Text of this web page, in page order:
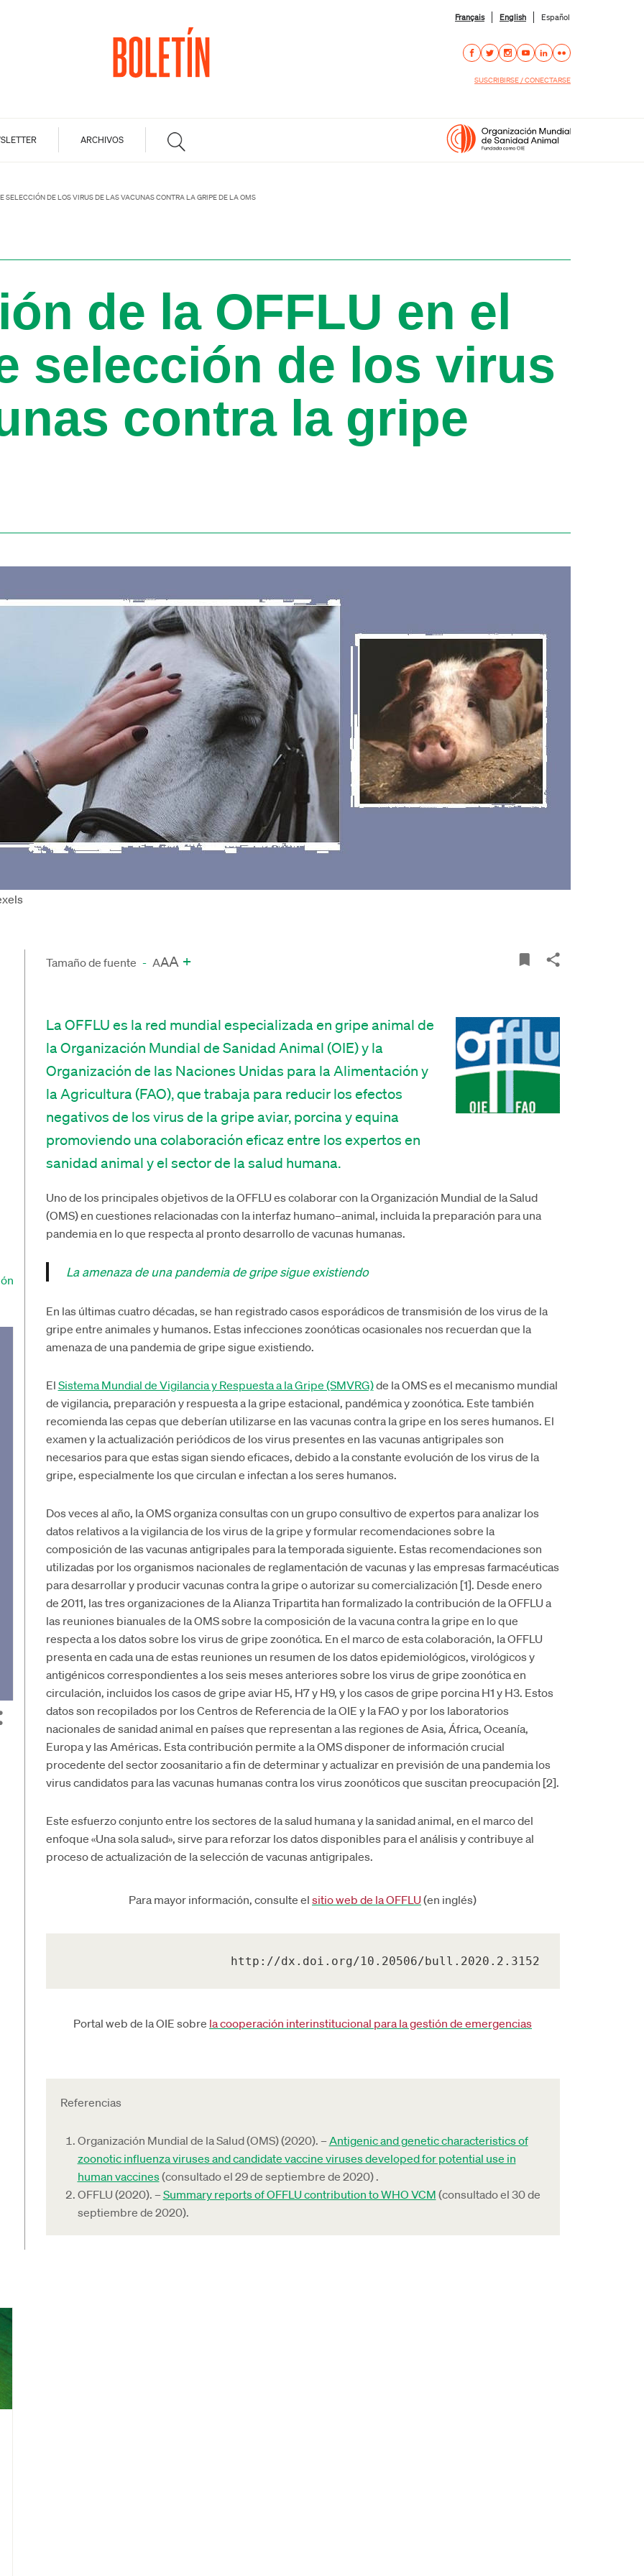
Français English Español
SUSCRIBIRSE / CONECTARSE
ARCHIVOS
SELECCIÓN DE LOS VIRUS DE LAS VACUNAS CONTRA LA GRIPE DE LA OMS
de la OFFLU en el
selección de los virus
contra la gripe
Tamaño de fuente - AAA +
La OFFLU es la red mundial especializada en gripe animal de
la Organización Mundial de Sanidad Animal (OIE) y la
Organización de las Naciones Unidas para la Alimentación y
la Agricultura (FAO), que trabaja para reducir los efectos
negativos de los virus de la gripe aviar, porcina y equina
promoviendo una colaboración eficaz entre los expertos en
sanidad animal y el sector de la salud humana.
Uno de los principales objetivos de la OFFLU es colaborar con la Organización Mundial de la Salud
(OMS) en cuestiones relacionadas con la interfaz humano–animal, incluida la preparación para una
pandemia en lo que respecta al pronto desarrollo de vacunas humanas.
La amenaza de una pandemia de gripe sigue existiendo
En las últimas cuatro décadas, se han registrado casos esporádicos de transmisión de los virus de la
gripe entre animales y humanos. Estas infecciones zoonóticas ocasionales nos recuerdan que la
amenaza de una pandemia de gripe sigue existiendo.
ElSistema Mundial de Vigilancia y Respuesta a la Gripe (SMVRG)de la OMS es el mecanismo mundial
de vigilancia, preparación y respuesta a la gripe estacional, pandémica y zoonótica. Este también
recomienda las cepas que deberían utilizarse en las vacunas contra la gripe en los seres humanos. El
examen y la actualización periódicos de los virus presentes en las vacunas antigripales son
necesarios para que estas sigan siendo eficaces, debido a la constante evolución de los virus de la
gripe, especialmente los que circulan e infectan a los seres humanos.
Dos veces al año, la OMS organiza consultas con un grupo consultivo de expertos para analizar los
datos relativos a la vigilancia de los virus de la gripe y formular recomendaciones sobre la
composición de las vacunas antigripales para la temporada siguiente. Estas recomendaciones son
utilizadas por los organismos nacionales de reglamentación de vacunas y las empresas farmacéuticas
para desarrollar y producir vacunas contra la gripe o autorizar su comercialización [1]. Desde enero
de 2011, las tres organizaciones de la Alianza Tripartita han formalizado la contribución de la OFFLU a
las reuniones bianuales de la OMS sobre la composición de la vacuna contra la gripe en lo que
respecta a los datos sobre los virus de gripe zoonótica. En el marco de esta colaboración, la OFFLU
presenta en cada una de estas reuniones un resumen de los datos epidemiológicos, virológicos y
antigénicos correspondientes a los seis meses anteriores sobre los virus de gripe zoonótica en
circulación, incluidos los casos de gripe aviar H5, H7 y H9, y los casos de gripe porcina H1 y H3. Estos
datos son recopilados por los Centros de Referencia de la OIE y la FAO y por los laboratorios
nacionales de sanidad animal en países que representan a las regiones de Asia, África, Oceanía,
Europa y las Américas. Esta contribución permite a la OMS disponer de información crucial
procedente del sector zoosanitario a fin de determinar y actualizar en previsión de una pandemia los
virus candidatos para las vacunas humanas contra los virus zoonóticos que suscitan preocupación [2].
Este esfuerzo conjunto entre los sectores de la salud humana y la sanidad animal, en el marco del
enfoque «Una sola salud», sirve para reforzar los datos disponibles para el análisis y contribuye al
proceso de actualización de la selección de vacunas antigripales.
Para mayor información, consulte elsitio web de la OFFLU(en inglés)
http://dx.doi.org/10.20506/bull.2020.2.3152
Portal web de la OIE sobre la cooperación interinstitucional para la gestión de emergencias
Referencias
Organización Mundial de la Salud (OMS) (2020). –Antigenic and genetic characteristics of
zoonotic influenza viruses and candidate vaccine viruses developed for potential use in
human vaccines(consultado el 29 de septiembre de 2020) .
OFFLU (2020). –Summary reports of OFFLU contribution to WHO VCM(consultado el 30 de
septiembre de 2020).